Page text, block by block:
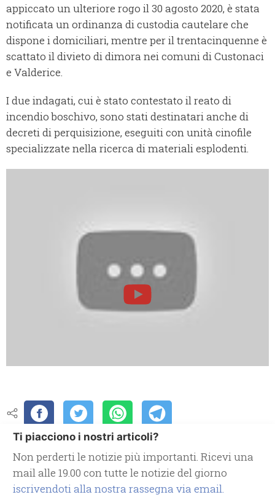
appiccato un ulteriore rogo il 30 agosto 2020, è stata
notificata un ordinanza di custodia cautelare che
dispone i domiciliari, mentre per il trentacinquenne è
scattato il divieto di dimora nei comuni di Custonaci
e Valderice.
I due indagati, cui è stato contestato il reato di
incendio boschivo, sono stati destinatari anche di
decreti di perquisizione, eseguiti con unità cinofile
specializzate nella ricerca di materiali esplodenti.
Ti piacciono i nostri articoli?
Non perderti le notizie più importanti. Ricevi una
mail alle 19.00 con tutte le notizie del giorno
iscrivendoti alla nostra rassegna via email.